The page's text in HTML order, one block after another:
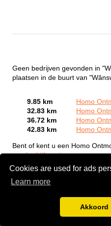
Cookies are used for ads
Learn more
Akkoord
Geen bedrijven gevonden in
plaatsen in de buurt van
9.85 km
Homo
32.83 km
Homo
36.72 km
Homo
42.83 km
Homo
Bent of kent u een Homo
een bedrijf gratis aan